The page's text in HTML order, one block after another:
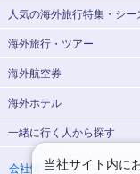
人気の海外旅行特集・シ
添乗員付きツアー特集
海外航空券＋ホテル
海外世界遺産特集
夏休み・お盆休みの海外旅行
年末年始・お正月の海外旅行
海外旅行・ツアー
ヨーロッパ旅行 ・ツアー
イタリア旅行・ツアー
ポルトガル旅行・ツアー
イギリス旅行・ツアー
海外航空券
ロンドン航空券
ミラノ航空券
海外ホテル
ロンドンホテル
一緒に行く人から探す
海外一人旅
会社情報当社サイト内に